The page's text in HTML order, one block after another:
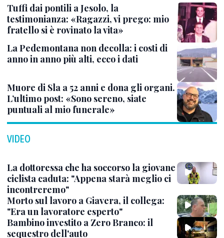
Tuffi dai pontili a Jesolo, la
testimonianza: «Ragazzi, vi prego: mio
fratello si è rovinato la vita»
La Pedemontana non decolla: i costi di
anno in anno più alti, ecco i dati
Muore di Sla a 52 anni e dona gli organi.
L’ultimo post: «Sono sereno, siate
puntuali al mio funerale»
VIDEO
La dottoressa che ha soccorso la giovane
ciclista caduta: "Appena starà meglio ci
incontreremo"
Morto sul lavoro a Giavera, il collega:
"Era un lavoratore esperto"
Bambino investito a Zero Branco: il
sequestro dell'auto